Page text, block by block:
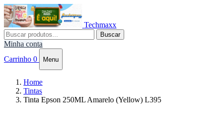
Techmaxx
Buscar
Minha conta
Carrinho 0 Menu
Home
Tintas
Tinta Epson 250ML Amarelo (Yellow) L395